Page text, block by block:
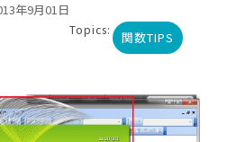
年9月01日
Topics: 関数TIPS